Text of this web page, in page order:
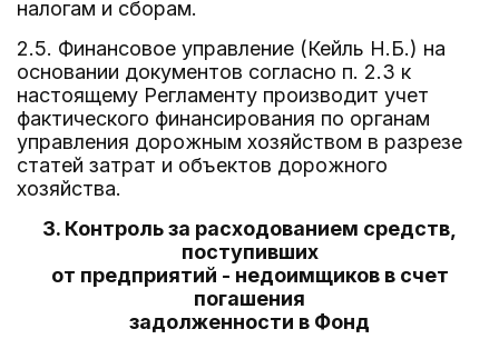
налогам и сборам.
2.5. Финансовое управление (Кейль Н.Б.) на
основании документов согласно п. 2.3 к
настоящему Регламенту производит учет
фактического финансирования по органам
управления дорожным хозяйством в разрезе
статей затрат и объектов дорожного
хозяйства.
3. Контроль за расходованием средств,
поступивших
от предприятий - недоимщиков в счет
погашения
задолженности в Фонд